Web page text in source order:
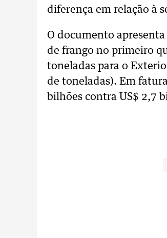
diferença em relação à
O documento
de frango no primeiro
toneladas para o
de toneladas). Em
bilhões contra US$ 2,7